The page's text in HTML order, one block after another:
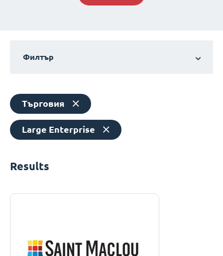
Филтър
Търговия
Large Enterprise
Results